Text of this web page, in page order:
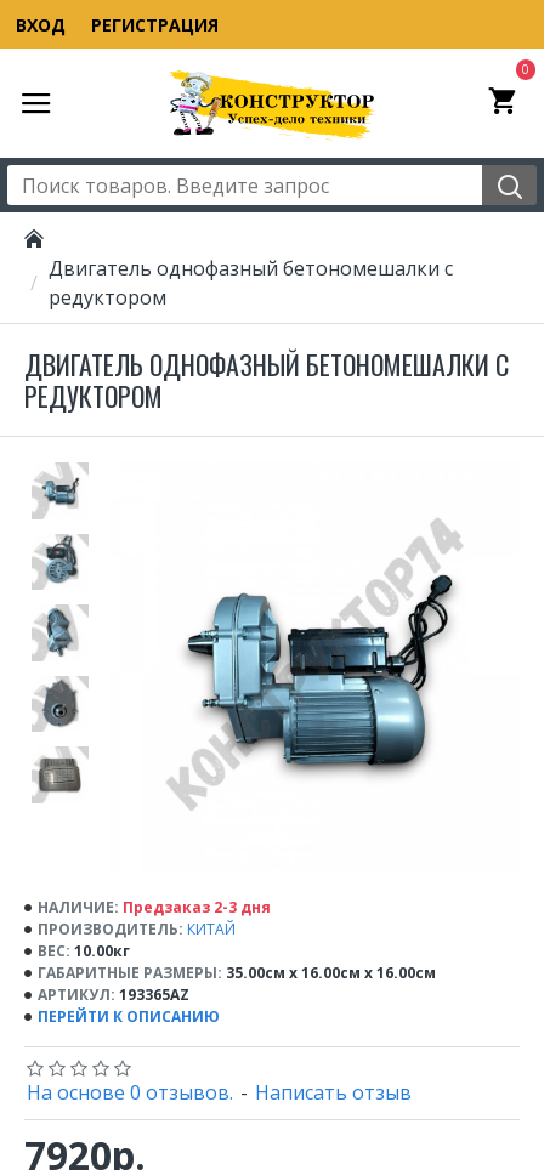
ВХОД РЕГИСТРАЦИЯ
0
Двигатель однофазный бетономешалки с
редуктором
ДВИГАТЕЛЬ ОДНОФАЗНЫЙ БЕТОНОМЕШАЛКИ С
РЕДУКТОРОМ
НАЛИЧИЕ: Предзаказ 2-3 дня
ПРОИЗВОДИТЕЛЬ: КИТАЙ
ВЕС: 10.00кг
ГАБАРИТНЫЕ РАЗМЕРЫ: 35.00см x 16.00см x 16.00см
АРТИКУЛ: 193365AZ
ПЕРЕЙТИ К ОПИСАНИЮ
На основе 0 отзывов. - Написать отзыв
7920р.